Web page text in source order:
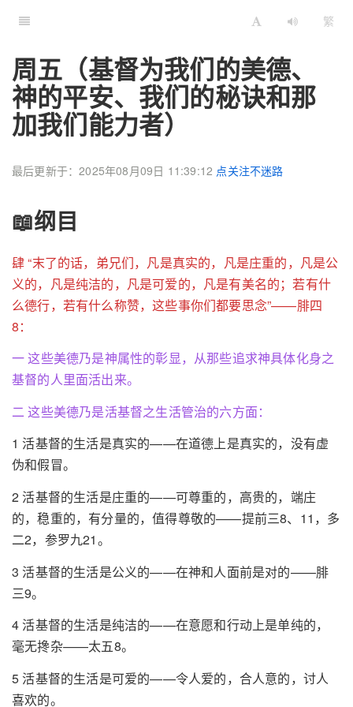
繁
周五（基督为我们的美德、
神的平安、我们的秘诀和那
加我们能力者）
最后更新于：2025年08月09日 11:39:12 点关注不迷路
📖纲目
肆 “末了的话，弟兄们，凡是真实的，凡是庄重的，凡是公
义的，凡是纯洁的，凡是可爱的，凡是有美名的；若有什
么德行，若有什么称赞，这些事你们都要思念”——腓四
8：
一 这些美德乃是神属性的彰显，从那些追求神具体化身之
基督的人里面活出来。
二 这些美德乃是活基督之生活管治的六方面：
1 活基督的生活是真实的——在道德上是真实的，没有虚
伪和假冒。
2 活基督的生活是庄重的——可尊重的，高贵的，端庄
的，稳重的，有分量的，值得尊敬的——提前三8、11，多
二2，参罗九21。
3 活基督的生活是公义的——在神和人面前是对的——腓
三9。
4 活基督的生活是纯洁的——在意愿和行动上是单纯的，
毫无搀杂——太五8。
5 活基督的生活是可爱的——令人爱的，合人意的，讨人
喜欢的。